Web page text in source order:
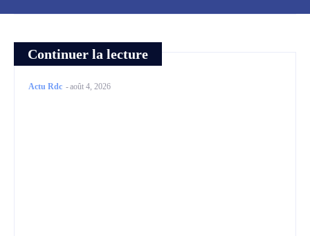
Continuer la lecture
Actu Rdc -août 4, 2026